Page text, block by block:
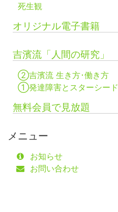
死生観
オリジナル電子書籍
吉濱流「人間の研究」
②吉濱流 生き方･働き方
①発達障害とスターシード
無料会員で見放題
メニュー
お知らせ
お問い合わせ